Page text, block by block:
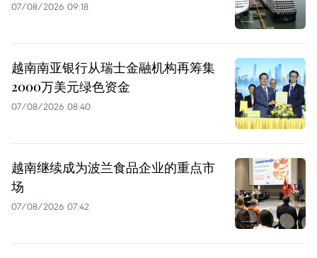
07/08/2026 09:18
越南南亚银行从瑞士金融机构再筹集
2000万美元绿色资金
07/08/2026 08:40
越南继续成为波兰食品企业的重点市
场
07/08/2026 07:42